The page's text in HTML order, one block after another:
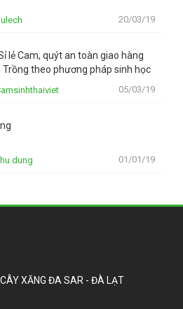
20/03/19
lẻ Cam, quýt an toàn giao hàng
Trồng theo phương pháp sinh học
khoẻ.
05/03/19
dung 01/01/19
XĂNG ĐA SAR - ĐÀ LẠT